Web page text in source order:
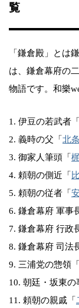
覧
「鎌倉殿」とは
は、鎌倉幕府の
物語です。和樂
1. 伊豆の若武者「
2. 義時の父「 北
3. 御家人筆頭「
4. 頼朝の側近「
5. 頼朝の従者「
6. 鎌倉幕府 軍事
7. 鎌倉幕府 行政
8. 鎌倉幕府 司法
9. 三浦党の惣領「
10. 朝廷・坂東の
11. 頼朝の親戚「